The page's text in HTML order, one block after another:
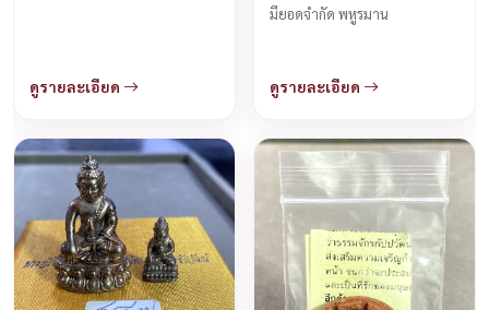
ดูรายละเอียด
มียอดจำกัด พหูรมาน
ดูรายละเอียด